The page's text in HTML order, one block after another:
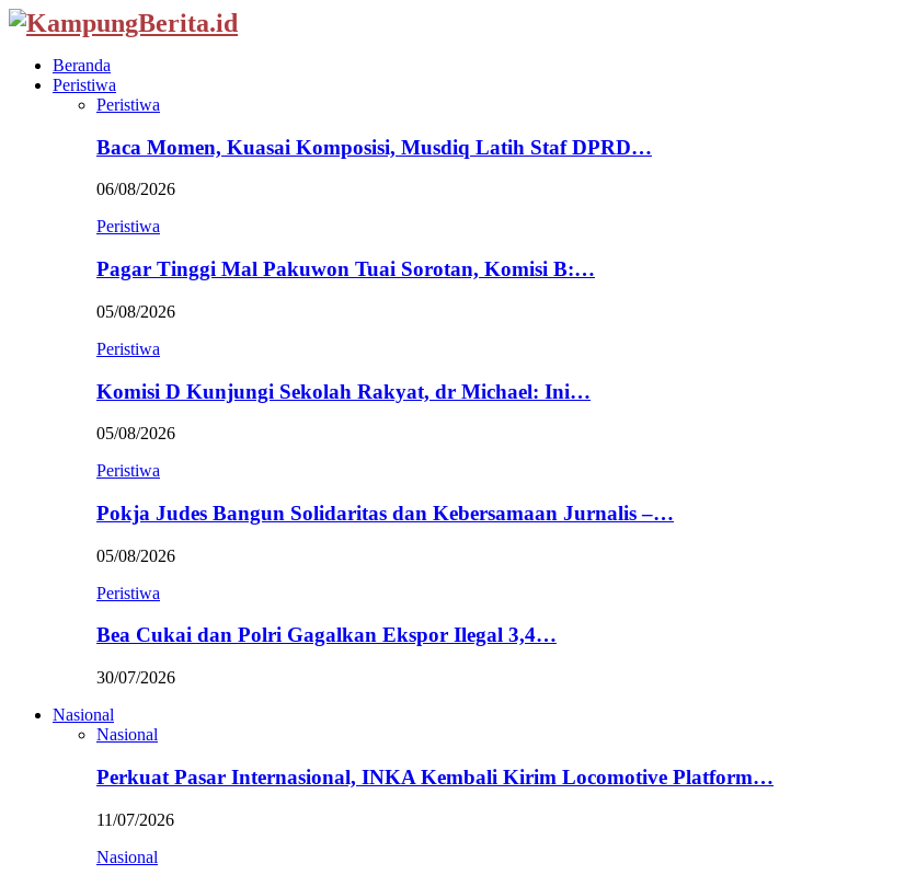
Beranda
Peristiwa
Peristiwa
Baca Momen, Kuasai Komposisi, Musdiq Latih Staf DPRD…
06/08/2026
Peristiwa
Pagar Tinggi Mal Pakuwon Tuai Sorotan, Komisi B:…
05/08/2026
Peristiwa
Komisi D Kunjungi Sekolah Rakyat, dr Michael: Ini…
05/08/2026
Peristiwa
Pokja Judes Bangun Solidaritas dan Kebersamaan Jurnalis –…
05/08/2026
Peristiwa
Bea Cukai dan Polri Gagalkan Ekspor Ilegal 3,4…
30/07/2026
Nasional
Nasional
Perkuat Pasar Internasional, INKA Kembali Kirim Locomotive Platform…
11/07/2026
Nasional